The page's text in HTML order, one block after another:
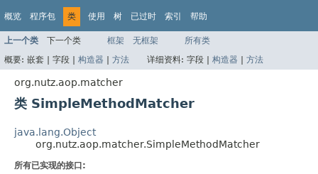
概览 程序包 类 使用 树 已过时 索引 帮助
上一个类 下一个类 框架 无框架
所有类
概要: 嵌套 | 字段 | 构造器 | 方法 详细资料: 字段 | 构造器 | 方法
org.nutz.aop.matcher
类 SimpleMethodMatcher
java.lang.Object
org.nutz.aop.matcher.SimpleMethodMatcher
所有已实现的接口: